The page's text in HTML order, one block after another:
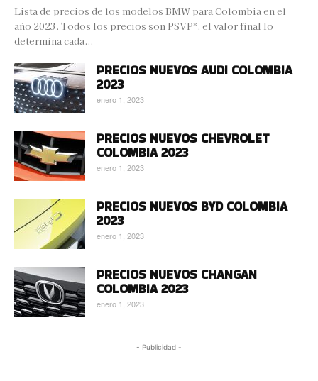
Lista de precios de los modelos BMW para Colombia en el
año 2023. Todos los precios son PSVP*, el valor final lo
determina cada...
PRECIOS NUEVOS AUDI COLOMBIA
2023
enero 1, 2023
PRECIOS NUEVOS CHEVROLET
COLOMBIA 2023
enero 1, 2023
PRECIOS NUEVOS BYD COLOMBIA
2023
enero 1, 2023
PRECIOS NUEVOS CHANGAN
COLOMBIA 2023
enero 1, 2023
- Publicidad -